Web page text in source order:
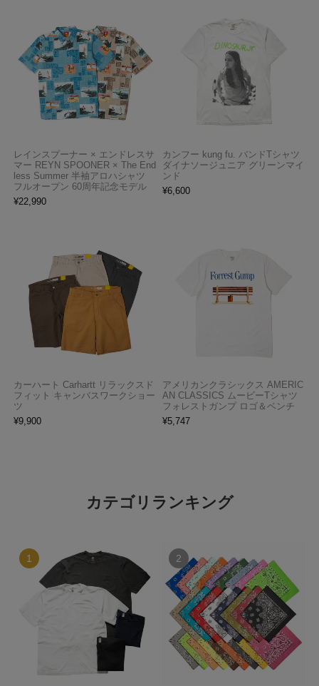
レインスプーナー × エンドレスサ
マー REYN SPOONER × The End
less Summer 半袖アロハシャツ
フルオープン 60周年記念モデル
¥22,990
カンフー kung fu. バンドTシャツ
ダイナソージュニア グリーンマイ
ンド
¥6,600
カーハート Carhartt リラックスド
フィット キャンバスワークショー
ツ
¥9,900
アメリカンクラシックス AMERIC
AN CLASSICS ムービーTシャツ
フォレストガンプ ロゴ＆ベンチ
¥5,747
カテゴリランキング